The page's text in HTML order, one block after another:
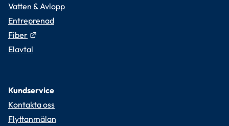
Vatten & Avlopp
Entreprenad
Fiber
Länk till annan webbplats.
Elavtal
Kundservice
Kontakta oss
Flyttanmälan